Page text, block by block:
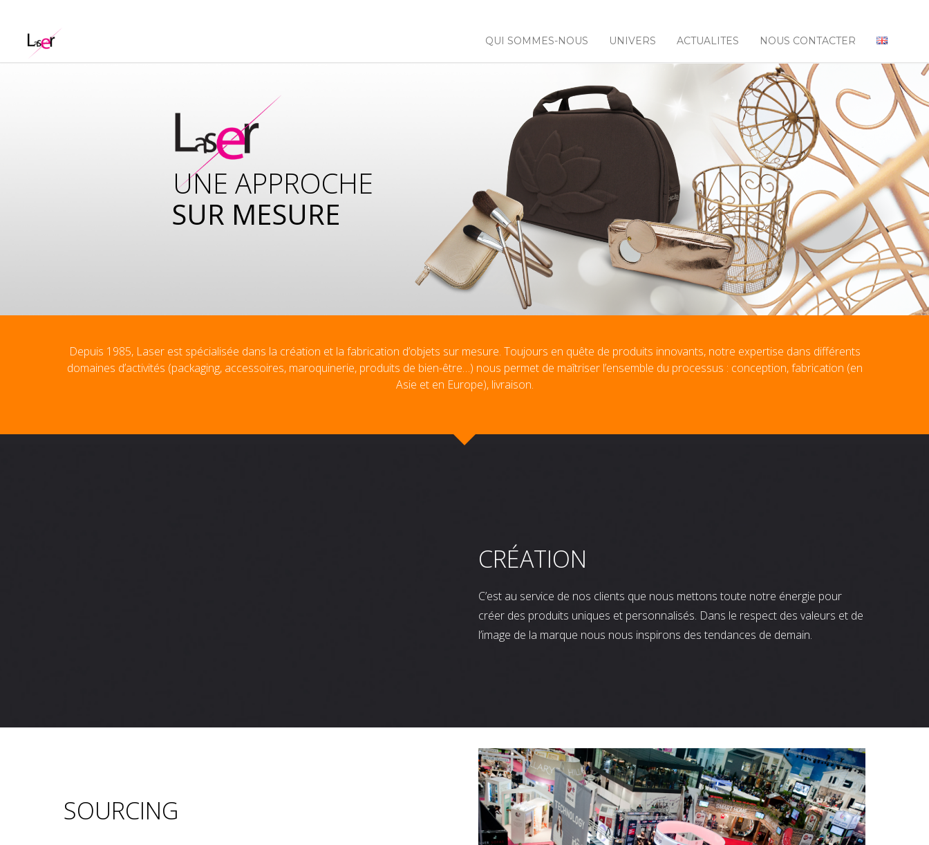
QUI SOMMES-NOUS UNIVERS ACTUALITES NOUS CONTACTER
SUR MESURE
UNE APPROCHE
Depuis 1985, Laser est spécialisée dans la création et la fabrication d’objets sur mesure. Toujours en quête de produits innovants, notre expertise dans différents
domaines d’activités (packaging, accessoires, maroquinerie, produits de bien-être…) nous permet de maîtriser l’ensemble du processus : conception, fabrication (en
Asie et en Europe), livraison.
CRÉATION
C’est au service de nos clients que nous mettons toute notre énergie pour
créer des produits uniques et personnalisés. Dans le respect des valeurs et de
l’image de la marque nous nous inspirons des tendances de demain.
SOURCING